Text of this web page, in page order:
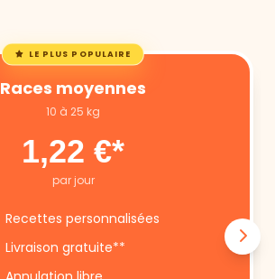
LE PLUS POPULAIRE
Races moyennes
10 à 25 kg
1,22 €*
par jour
Recettes personnalisées
Livraison gratuite**